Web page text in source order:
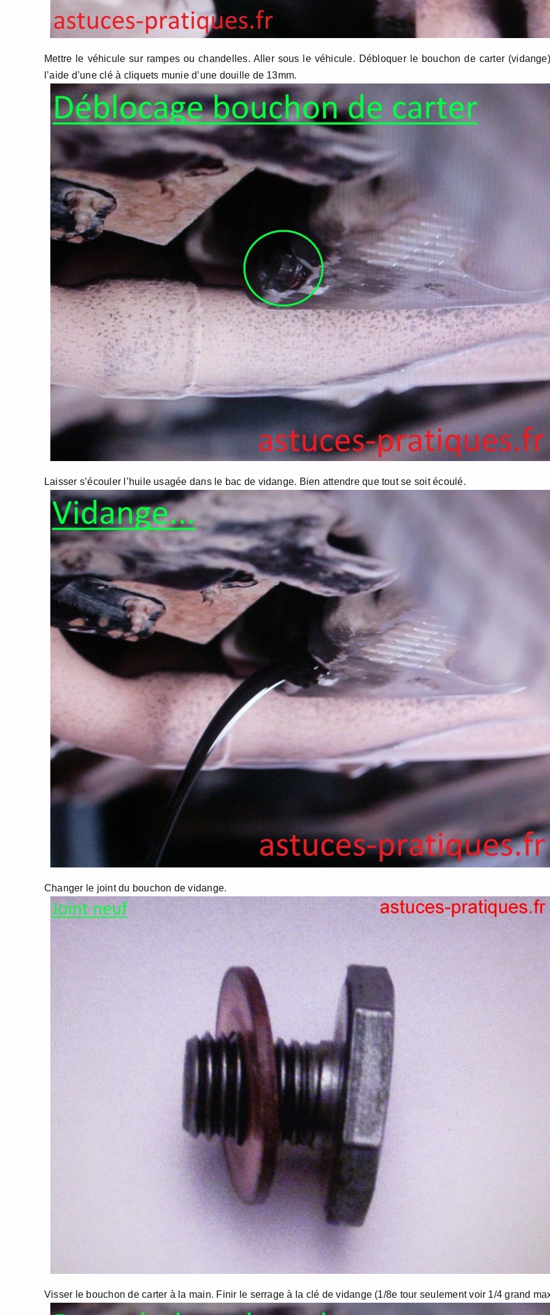
Mettre le véhicule sur rampes ou chandelles. Aller sous le véhicule. Débloquer le bouchon de carter
l’aide d’une clé à cliquets munie d’une douille de 13mm.
Laisser s’écouler l’huile usagée dans le bac de vidange. Bien attendre que tout se soit écoulé.
Changer le joint du bouchon de vidange.
Visser le bouchon de carter à la main. Finir le serrage à la clé de vidange (1/8e tour seulement voir 1/4 grand